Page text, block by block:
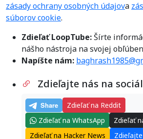
zásady ochrany osobných údajova
súborov cookie.
Zdieľať LoopTube:Šírte
nášho nástroja na svojej
Napíšte nám:
Zdieľajte nás na
Zdieľať na Reddit
Zdieľať na WhatsApp
Zdieľať
Zdieľať na Hacker News